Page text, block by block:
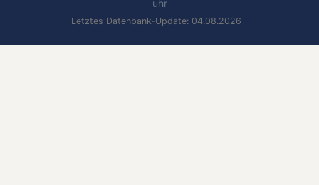
uhr
Letztes Datenbank-Update: 04.08.2026